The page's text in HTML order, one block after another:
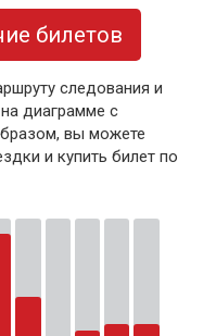
билетов
следования и
диаграмме с
вы можете
и купить билет по